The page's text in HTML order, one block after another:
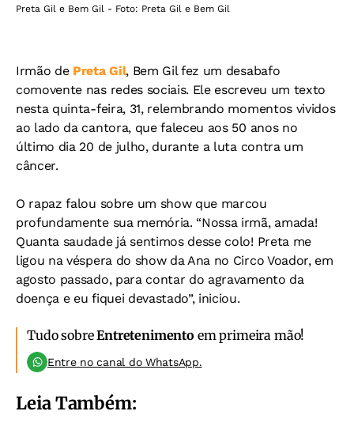
Preta Gil e Bem Gil - Foto: Preta Gil e Bem Gil
Irmão de Preta Gil, Bem Gil fez um desabafo
comovente nas redes sociais. Ele escreveu um texto
nesta quinta-feira, 31, relembrando momentos vividos
ao lado da cantora, que faleceu aos 50 anos no
último dia 20 de julho, durante a luta contra um
câncer.
O rapaz falou sobre um show que marcou
profundamente sua memória. “Nossa irmã, amada!
Quanta saudade já sentimos desse colo! Preta me
ligou na véspera do show da Ana no Circo Voador, em
agosto passado, para contar do agravamento da
doença e eu fiquei devastado”, iniciou.
Tudo sobreEntretenimento em primeira mão!
Entre no canal do WhatsApp.
Leia Também: